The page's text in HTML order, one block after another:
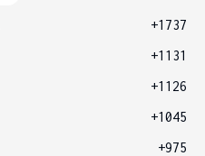
+1737
+1131
+1126
+1045
+975